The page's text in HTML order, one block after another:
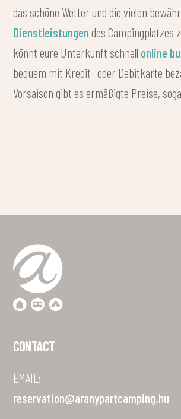
das schöne Wetter und die vielen
Dienstleistungen des Campingplatzes
könnt eure Unterkunft schnell online
bequem mit Kredit- oder Debitkarte
Vorsaison gibt es ermäßigte Preise,
CONTACT
EMAIL:
reservation@aranypartcamping.hu